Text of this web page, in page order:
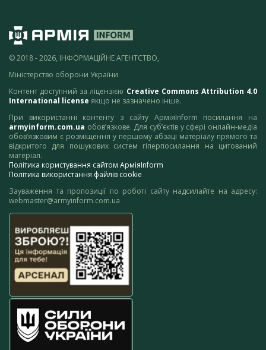
© 2018 - 2026, ІНФОРМАЦІЙНЕ АГЕНТСТВО,
Міністерство оборони України
Контент доступний за ліцензією Creative Commons Attribution 4.0
International license якщо не зазначено інше.
При використанні контенту з сайту АрміяInform посилання на
armyinform.com.ua обов’язкове. Для суб’єктів у сфері онлайн-медіа
обов’язковим є розміщення у першому абзаці матеріалу прямого та
відкритого для пошукових систем гіперпосилання на цитований
матеріал.
Політика користування сайтом АрміяInform
Політика використання файлів cookie
Зауваження та пропозиції по роботі сайту надсилайте на адресу:
webmaster@armyinform.com.ua